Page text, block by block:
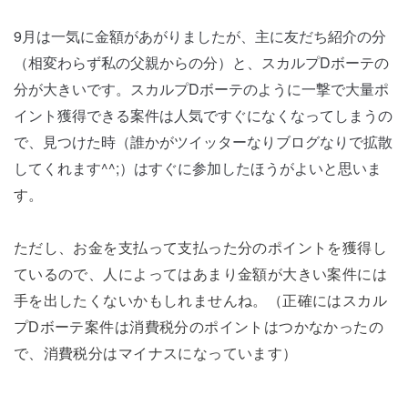
9月は一気に金額があがりましたが、主に友だち紹介の分
（相変わらず私の父親からの分）と、スカルプDボーテの
分が大きいです。スカルプDボーテのように一撃で大量ポ
イント獲得できる案件は人気ですぐになくなってしまうの
で、見つけた時（誰かがツイッターなりブログなりで拡散
してくれます^^;）はすぐに参加したほうがよいと思いま
す。
ただし、お金を支払って支払った分のポイントを獲得し
ているので、人によってはあまり金額が大きい案件には
手を出したくないかもしれませんね。（正確にはスカル
プDボーテ案件は消費税分のポイントはつかなかったの
で、消費税分はマイナスになっています）